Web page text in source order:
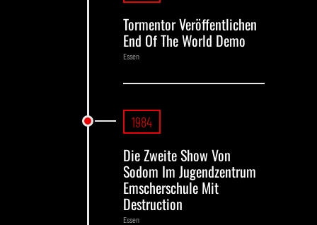
Tormentor Veröffentlichen
End Of The World Demo
Essen
1984
Die Zweite Show Von
Sodom Im Jugendzentrum
Emscherschule Mit
Destruction
Essen